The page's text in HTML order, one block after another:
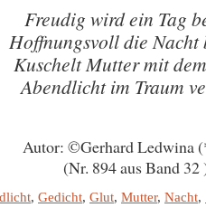
Freudig wird ein Tag
Hoffnungsvoll die Nacht
Kuschelt Mutter mit
Abendlicht im Traum
Autor: ©Gerhard Ledwina
(Nr. 894 aus Band 32
, Gedicht, Glut, Mutter, Nacht,